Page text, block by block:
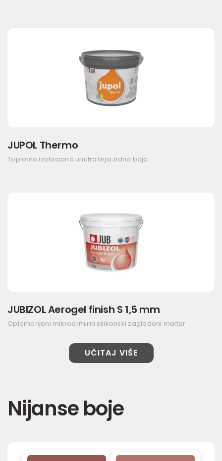
JUPOL Thermo
Toplotno izolaciona unutrašnja zidna boja
JUBIZOL Aerogel finish S 1,5 mm
Oplemenjeni mikroarmirni silikonski zaglađeni malter
UČITAJ VIŠE
Nijanse boje